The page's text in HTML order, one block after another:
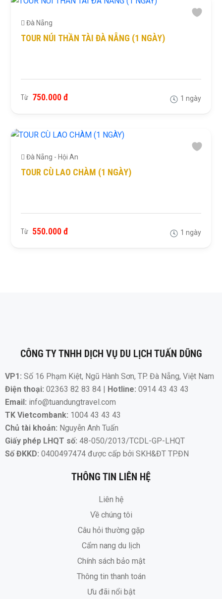
Đà Nẵng
TOUR NÚI THẦN TÀI ĐÀ NẴNG (1 NGÀY)
Từ 750.000 đ 1 ngày
Đà Nẵng - Hội An
TOUR CÙ LAO CHÀM (1 NGÀY)
Từ 550.000 đ 1 ngày
CÔNG TY TNHH DỊCH VỤ DU LỊCH TUẤN DŨNG
VP1: Số 16 Phạm Kiệt, Ngũ Hành Sơn, TP. Đà Nẵng, Việt Nam
Điện thoại: 02363 82 83 84 | Hotline: 0914 43 43 43
Email: info@tuandungtravel.com
TK Vietcombank: 1004 43 43 43
Chủ tài khoản: Nguyễn Anh Tuấn
Giấy phép LHQT số: 48-050/2013/TCDL-GP-LHQT
Số ĐKKD: 0400497474 được cấp bởi SKH&ĐT TP.ĐN
THÔNG TIN LIÊN HỆ
Liên hệ
Về chúng tôi
Câu hỏi thường gặp
Cẩm nang du lịch
Chính sách bảo mật
Thông tin thanh toán
Ưu đãi nổi bật